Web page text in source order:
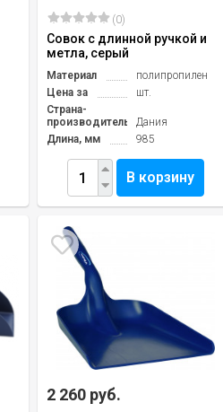
(0)
Совок с длинной ручкой и
метла, серый
Материал
полипропилен
Цена за
шт.
Страна-
производитель
Дания
Длина, мм
985
В корзину
2 260 руб.